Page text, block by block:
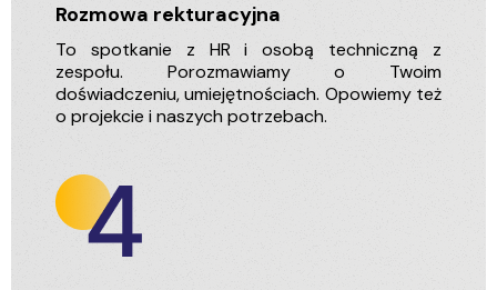
Rozmowa rekturacyjna
To spotkanie z HR i osobą techniczną z
zespołu. Porozmawiamy o Twoim
doświadczeniu, umiejętnościach. Opowiemy też
o projekcie i naszych potrzebach.